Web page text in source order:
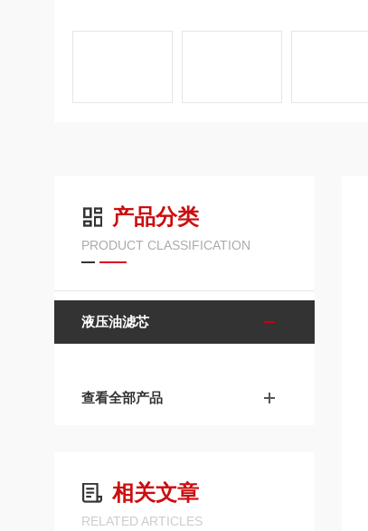
产品分类
PRODUCT CLASSIFICATION
液压油滤芯
查看全部产品
相关文章
RELATED ARTICLES